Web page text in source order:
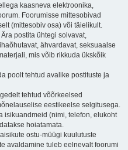
kaasneva elektroonika,
Foorumisse mittesobivad
(mittesobiv osa) või täielikult.
postita ühtegi solvavat,
ähvardavat, seksuaalse
mis võib rikkuda ükskõik
poolt tehtud avalike postituste ja
tehtud võõrkeelsed
eestikeelse selgitusega.
isikuandmeid (nimi, telefon, elukoht
hoiatamata.
ostu-müügi kuulutuste
avaldamine tuleb eelnevalt foorumi